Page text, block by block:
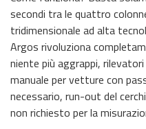
secondi tra le quattro
tridimensionale ad alta
Argos rivoluziona
niente più aggrappi,
manuale per vetture con
necessario, run-out del
non richiesto per la